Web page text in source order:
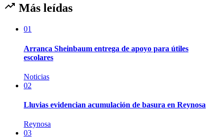
Más leídas
01
Arranca Sheinbaum entrega de apoyo para útiles
escolares
Noticias
02
Lluvias evidencian acumulación de basura en Reynosa
Reynosa
03